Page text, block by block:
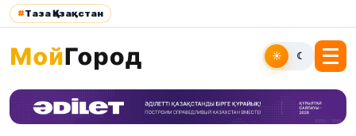
#Таза Қазақстан
☀ ☾